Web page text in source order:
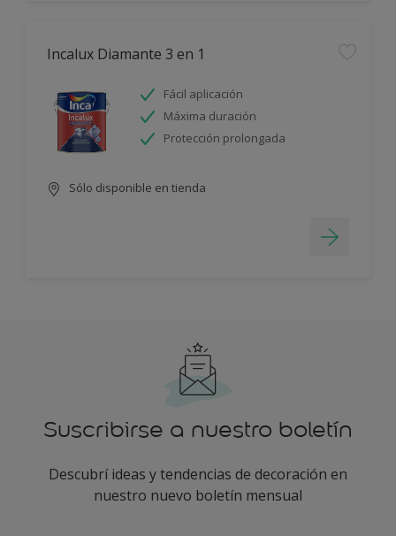
Incalux Diamante 3 en 1
Fácil aplicación
Máxima duración
Protección prolongada
Sólo disponible en tienda
Suscribirse a nuestro boletín
Descubrí ideas y tendencias de decoración en
nuestro nuevo boletín mensual